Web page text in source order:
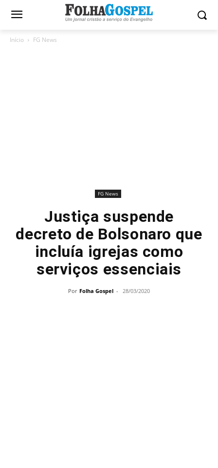
Início FG News
FG News
Justiça suspende
decreto de Bolsonaro que
incluía igrejas como
serviços essenciais
Por Folha Gospel - 28/03/2020